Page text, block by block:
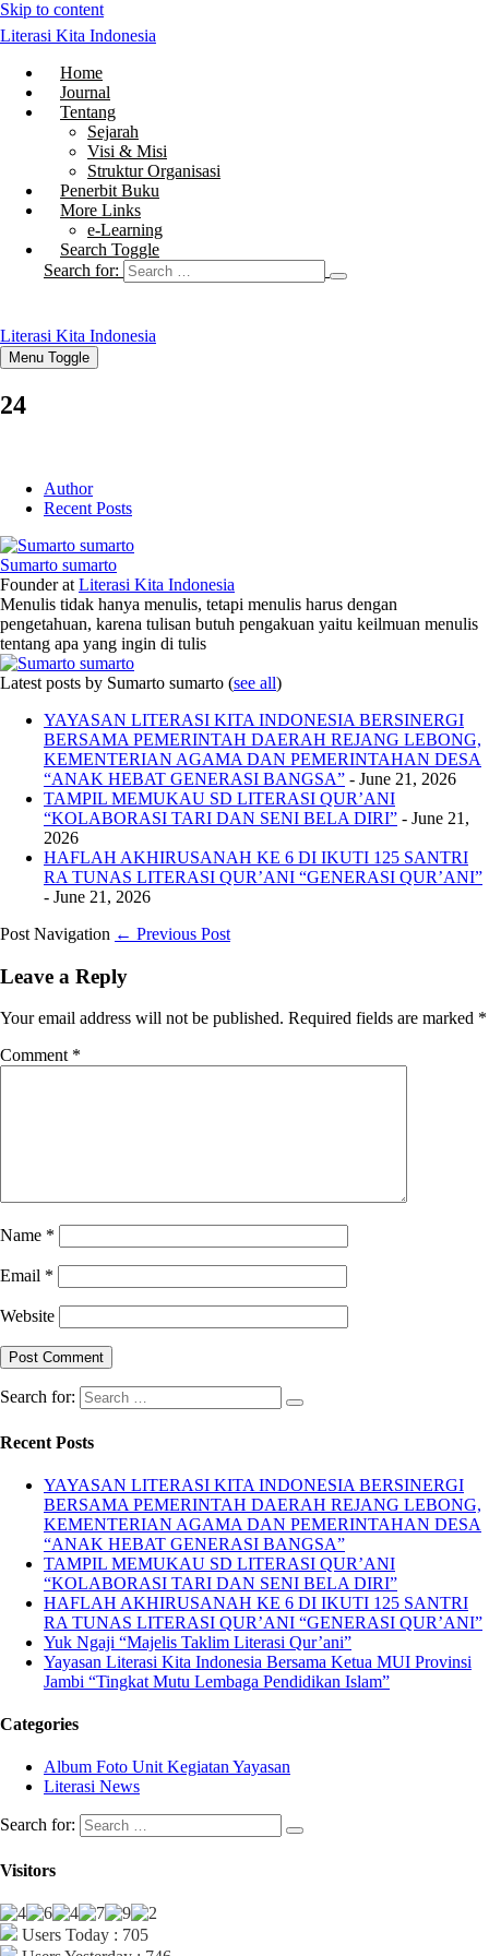
Skip to content
Literasi Kita Indonesia
Home
Journal
Tentang
Sejarah
Visi & Misi
Struktur Organisasi
Penerbit Buku
More Links
e-Learning
Search Toggle
Search for:
Literasi Kita Indonesia
Menu Toggle
24
Author
Recent Posts
Sumarto sumarto
Founderat Literasi Kita Indonesia
Menulis tidak hanya menulis, tetapi menulis harus dengan
pengetahuan, karena tulisan butuh pengakuan yaitu keilmuan menulis
tentang apa yang ingin di tulis
Latest posts by Sumarto sumarto (see all)
YAYASAN LITERASI KITA INDONESIA BERSINERGI
BERSAMA PEMERINTAH DAERAH REJANG LEBONG,
KEMENTERIAN AGAMA DAN PEMERINTAHAN DESA
“ANAK HEBAT GENERASI BANGSA” - June 21, 2026
TAMPIL MEMUKAU SD LITERASI QUR’ANI
“KOLABORASI TARI DAN SENI BELA DIRI” - June 21,
2026
HAFLAH AKHIRUSANAH KE 6 DI IKUTI 125 SANTRI
RA TUNAS LITERASI QUR’ANI “GENERASI QUR’ANI”
- June 21, 2026
Post Navigation ← Previous Post
Leave a Reply
Your email address will not be published. Required fields are marked *
Comment *
Name *
Email *
Website
Search for:
Recent Posts
YAYASAN LITERASI KITA INDONESIA BERSINERGI
BERSAMA PEMERINTAH DAERAH REJANG LEBONG,
KEMENTERIAN AGAMA DAN PEMERINTAHAN DESA
“ANAK HEBAT GENERASI BANGSA”
TAMPIL MEMUKAU SD LITERASI QUR’ANI
“KOLABORASI TARI DAN SENI BELA DIRI”
HAFLAH AKHIRUSANAH KE 6 DI IKUTI 125 SANTRI
RA TUNAS LITERASI QUR’ANI “GENERASI QUR’ANI”
Yuk Ngaji “Majelis Taklim Literasi Qur’ani”
Yayasan Literasi Kita Indonesia Bersama Ketua MUI Provinsi
Jambi “Tingkat Mutu Lembaga Pendidikan Islam”
Categories
Album Foto Unit Kegiatan Yayasan
Literasi News
Search for:
Visitors
Users Today : 705